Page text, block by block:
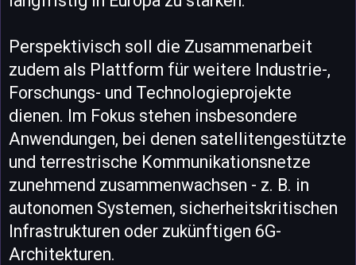
Perspektivisch soll die Zusammenarbeit
zudem als Plattform für weitere Industrie-,
Forschungs- und Technologieprojekte
dienen. Im Fokus stehen insbesondere
Anwendungen, bei denen satellitengestützte
und terrestrische Kommunikationsnetze
zunehmend zusammenwachsen - z. B. in
autonomen Systemen, sicherheitskritischen
Infrastrukturen oder zukünftigen 6G-
Architekturen.